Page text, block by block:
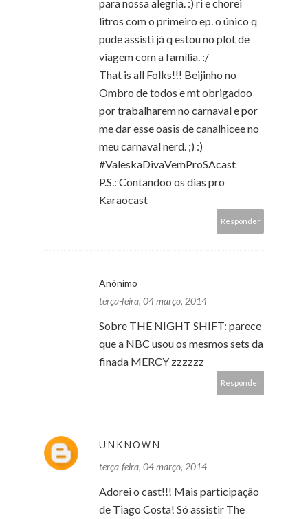
para nossa alegria. :) ri e chorei
litros com o primeiro ep. o único q
pude assisti já q estou no plot de
viagem com a família. :/
That is all Folks!!! Beijinho no
Ombro de todos e mt obrigadoo
por trabalharem no carnaval e por
me dar esse oasis de canalhicee no
meu carnaval nerd. ;) :)
#ValeskaDivaVemProSAcast
P.S.: Contandoo os dias pro
Karaocast
Responder
Anônimo
terça-feira, 04 março, 2014
Sobre THE NIGHT SHIFT: parece
que a NBC usou os mesmos sets da
finada MERCY zzzzzz
Responder
UNKNOWN
terça-feira, 04 março, 2014
Adorei o cast!!! Mais participação
de Tiago Costa! Só assistir The